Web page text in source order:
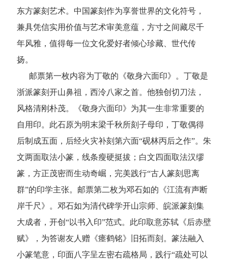
东方篆刻艺术。中国篆刻作为享誉世界的文化符号，
兼具凭信实用价值与艺术审美意蕴，方寸之间藏尽千
年风雅，值得每一位文化爱好者倾心珍藏、世代传
扬。
邮票第一枚内容为丁敬的《敬身六面印》。丁敬是
浙派篆刻开山鼻祖，西泠八家之首。他独创切刀法，
风格清刚朴茂。《敬身六面印》为其一生非常重要的
自用印。此石原为明末梁千秋所刻子母印，丁敬偶得
后制成五面，后经火灾补刻第六面“砚林丙后之作”。朱
文两面取法小篆，线条瘦硬挺拔；白文四面取法汉缪
篆，方正茂密而生动奇崛，完美践行“古人篆刻思离
群”的印学主张。 邮票第二枚为邓石如的《江流有声断
岸千尺》。邓石如为清代碑学开山宗师、皖派篆刻集
大成者，开创“以书入印”范式。此印取意苏轼《后赤壁
赋》，为答谢友人赠《瘗鹤铭》旧拓而刻。篆法融入
小篆笔意，印面八字呈左密右疏格局，践行“疏处可以